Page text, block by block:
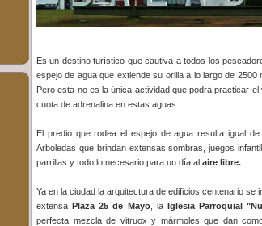
Es un destino turístico que cautiva a todos los
espejo de agua que extiende su orilla a lo largo de
Pero esta no es la única actividad que podrá practicar
cuota de adrenalina en estas aguas.
El predio que rodea el espejo de agua resulta igual
Arboledas que brindan extensas sombras, juegos
parrillas y todo lo necesario para un día al aire libre.
Ya en la ciudad la arquitectura de edificios centenario se
extensaPlaza 25 de Mayo, la IglesiaParroquial
perfecta mezcla de vitruox y mármoles que dan